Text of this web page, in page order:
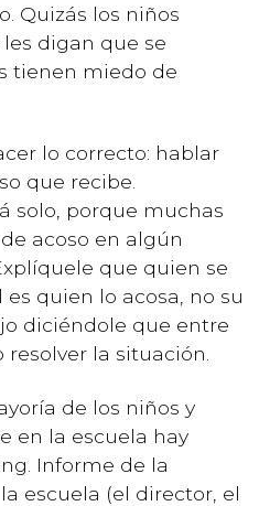
Quizás los niños
digan que se
tienen miedo de
lo correcto: hablar
que recibe.
solo, porque muchas
acoso en algún
que quien se
quien lo acosa, no su
diciéndole que entre
la situación.
de los niños y
en la escuela hay
Informe de la
escuela (el director, el